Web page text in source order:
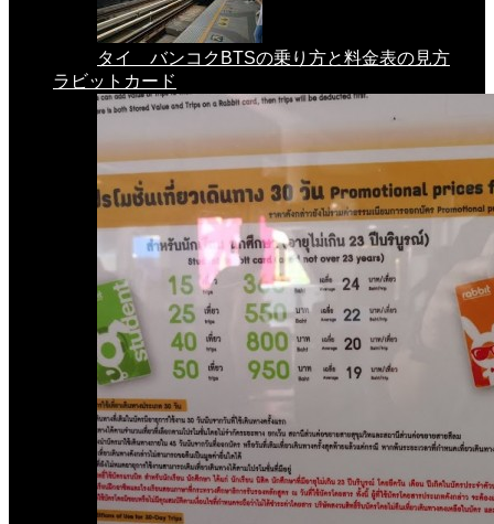
タイ バンコクBTSの乗り方と料金表の見方
ラビットカード